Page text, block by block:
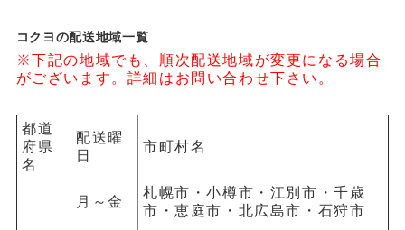
コクヨの配送地域一覧
※下記の地域でも、順次配送地域が変更になる場合
がございます。詳細はお問い合わせ下さい。
都道
府県
名
配送曜
日
市町村名
月～金
札幌市・小樽市・江別市・千歳
市・恵庭市・北広島市・石狩市